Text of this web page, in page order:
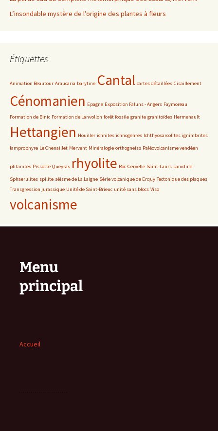
L’insondable mystère de l’origine des plantes à fleurs
Étiquettes
Animation Beautour Araucaria barytine Cantal cartes détaillées Cisaillement
Cénomanien Epagne Exposition Faluns - Angers Faymoreau
Formation de Binic Formation de Lanvollon forêt fossile granite granitoïdes Hermenault
Hettangien Houiller ichnites ichnogenres Ichthyosarcolites ignimbrites
lamprophyre Le Chenaillet Mervent Minéralogie orthogneiss Paléovolcanisme vendéen
phtanites Pissotte Queyras rhyolite Roc-Cervelle Saint-Laurs sanidine
Sphaerulites spilite séisme de La Laigne Série volcanique de Erquy Tectonique des plaques
Transgression jurassique Unité de Saint-Brieuc unité sans blocs Viso
volcanisme
Menu
principal
Accueil